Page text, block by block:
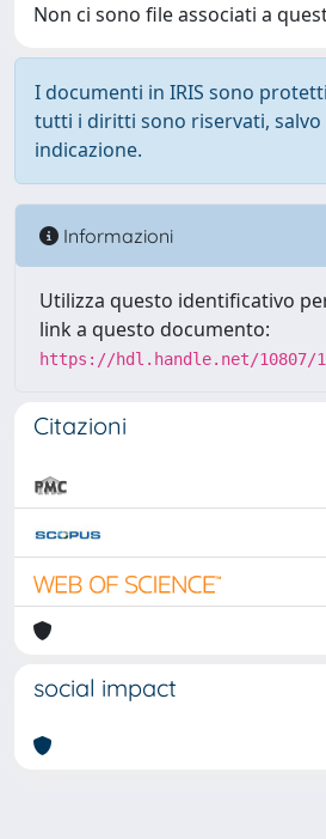
Non ci sono file associati a
I documenti in IRIS sono
tutti i diritti sono riservati, salvo
indicazione.
Informazioni
Utilizza questo identificativo
link a questo documento:
https://hdl.handle.net/10807/
Citazioni
social impact